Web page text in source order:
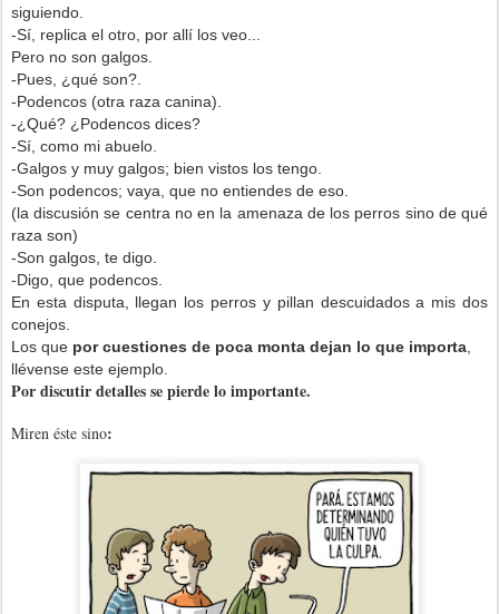
siguiendo.
-Sí, replica el otro, por allí los veo...
Pero no son galgos.
-Pues, ¿qué son?.
-Podencos (otra raza canina).
-¿Qué? ¿Podencos dices?
-Sí, como mi abuelo.
-Galgos y muy galgos; bien vistos los tengo.
-Son podencos; vaya, que no entiendes de eso.
(la discusión se centra no en la amenaza de los perros sino de qué
raza son)
-Son galgos, te digo.
-Digo, que podencos.
En esta disputa, llegan los perros y pillan descuidados a mis dos
conejos.
Los que por cuestiones de poca monta dejan lo que importa
llévense este ejemplo.
Por discutir detalles se pierde lo importante.
Miren éste sino: